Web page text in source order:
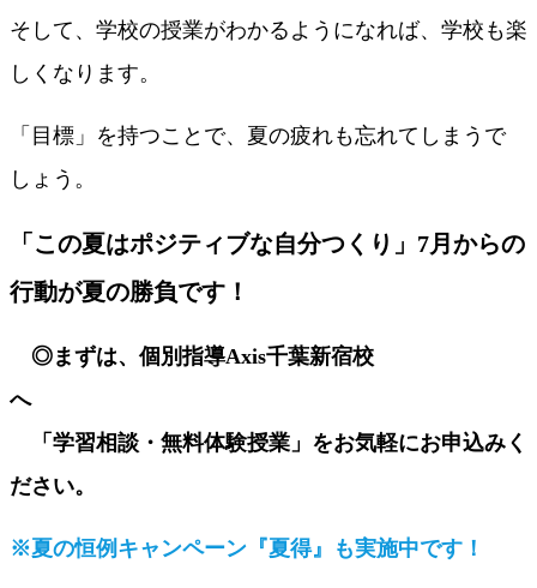
そして、学校の授業がわかるようになれば、学校も楽
しくなります。
「目標」を持つことで、夏の疲れも忘れてしまうで
しょう。
「この夏はポジティブな自分つくり」7月からの
行動が夏の勝負です！
◎まずは、個別指導Axis千葉新宿校
へ
「学習相談・無料体験授業」をお気軽にお申込みく
ださい。
※夏の恒例キャンペーン『夏得』も実施中です！